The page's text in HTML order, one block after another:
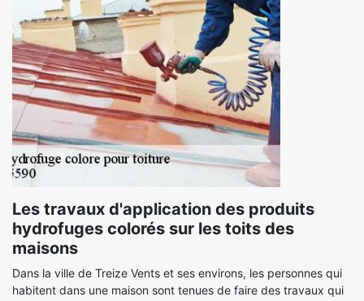
Les travaux d'application des produits
hydrofuges colorés sur les toits des
maisons
Dans la ville de Treize Vents et ses environs, les personnes qui
habitent dans une maison sont tenues de faire des travaux qui